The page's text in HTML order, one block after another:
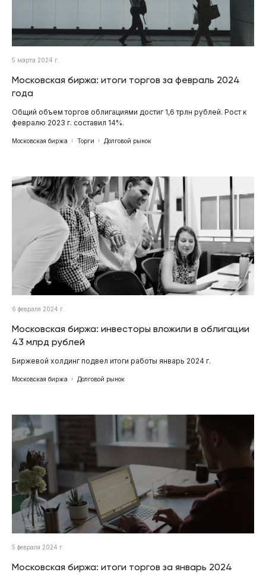
5 марта 2024 г.
Московская биржа: итоги торгов за февраль 2024
года
Общий объем торгов облигациями достиг 1,6 трлн рублей. Рост к
февралю 2023 г. составил 14%.
Московская биржа Торги Долговой рынок
6 февраля 2024 г.
Московская биржа: инвесторы вложили в облигации
43 млрд рублей
Биржевой холдинг подвел итоги работы январь 2024 г.
Московская биржа Долговой рынок
5 февраля 2024 г.
Московская биржа: итоги торгов за январь 2024